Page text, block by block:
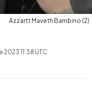
Azzartt Maveth Bambino (2)
11:38 UTC